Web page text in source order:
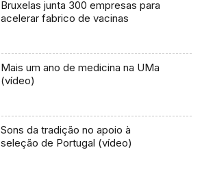
Bruxelas junta 300 empresas para
acelerar fabrico de vacinas
Mais um ano de medicina na UMa
(vídeo)
Sons da tradição no apoio à
seleção de Portugal (vídeo)